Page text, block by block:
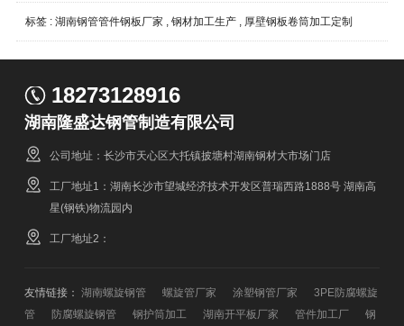
标签 :湖南钢管管件钢板厂家 ,钢材加工生产, 厚壁钢板卷筒加工定制
18273128916
湖南隆盛达钢管制造有限公司
公司地址：长沙市天心区大托镇披塘村湖南钢材大市场门店
工厂地址1：湖南长沙市望城经济技术开发区普瑞西路1888号 湖南高
星(钢铁)物流园内
工厂地址2：
友情链接：湖南螺旋钢管 螺旋管厂家 涂塑钢管厂家
3PE防腐螺旋
管
防腐螺旋钢管 钢护筒加工 湖南开平板厂家 管件加工厂 钢